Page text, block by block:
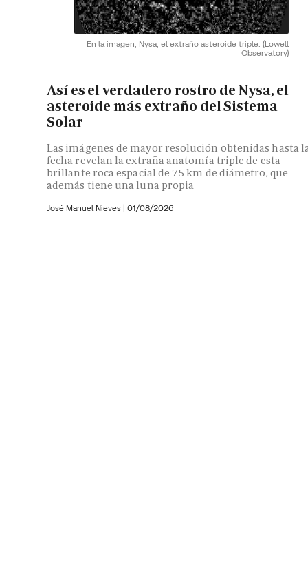
En la imagen, Nysa, el extraño asteroide triple. (Lowell
Observatory)
Así es el verdadero rostro de Nysa, el
asteroide más extraño del Sistema
Solar
Las imágenes de mayor resolución obtenidas hasta
fecha revelan la extraña anatomía triple de esta
brillante roca espacial de 75 km de diámetro, que
además tiene una luna propia
José Manuel Nieves | 01/08/2026